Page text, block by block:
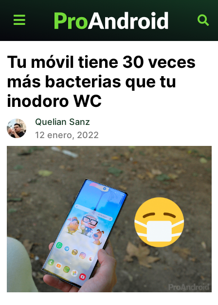
Tu móvil tiene 30 veces
más bacterias que tu
inodoro WC
Quelian Sanz
12 enero, 2022